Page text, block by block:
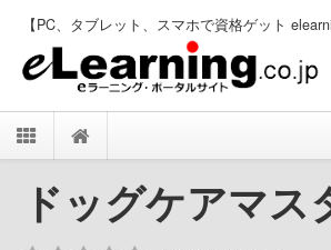
【PC、タブレット、スマホで資格ゲット
ドッグケアマス